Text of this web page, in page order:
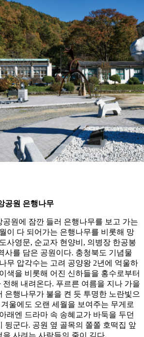
공원 은행나무
원에 잠깐 들러 은행나무를 보고 가는
이 다 되어가는 은행나무를 비롯해 망
사영문, 순교자 현양비, 의병장 한공봉
사를 담은 공원이다. 충청북도 기념물
무 압각수는 고려 공양왕 2년에 억울하
색을 비롯해 어진 신하들을 홍수로부터
해 내려온다. 푸르른 여름을 지나 가을
은행나무가 불을 켠 듯 투명한 노란빛으
울에도 오랜 세월을 보여주는 무게로
래엔 드라마 속 송혜교가 바둑을 두던
뒹군다. 공원 옆 골목의 쫄쫄 호떡집 앞